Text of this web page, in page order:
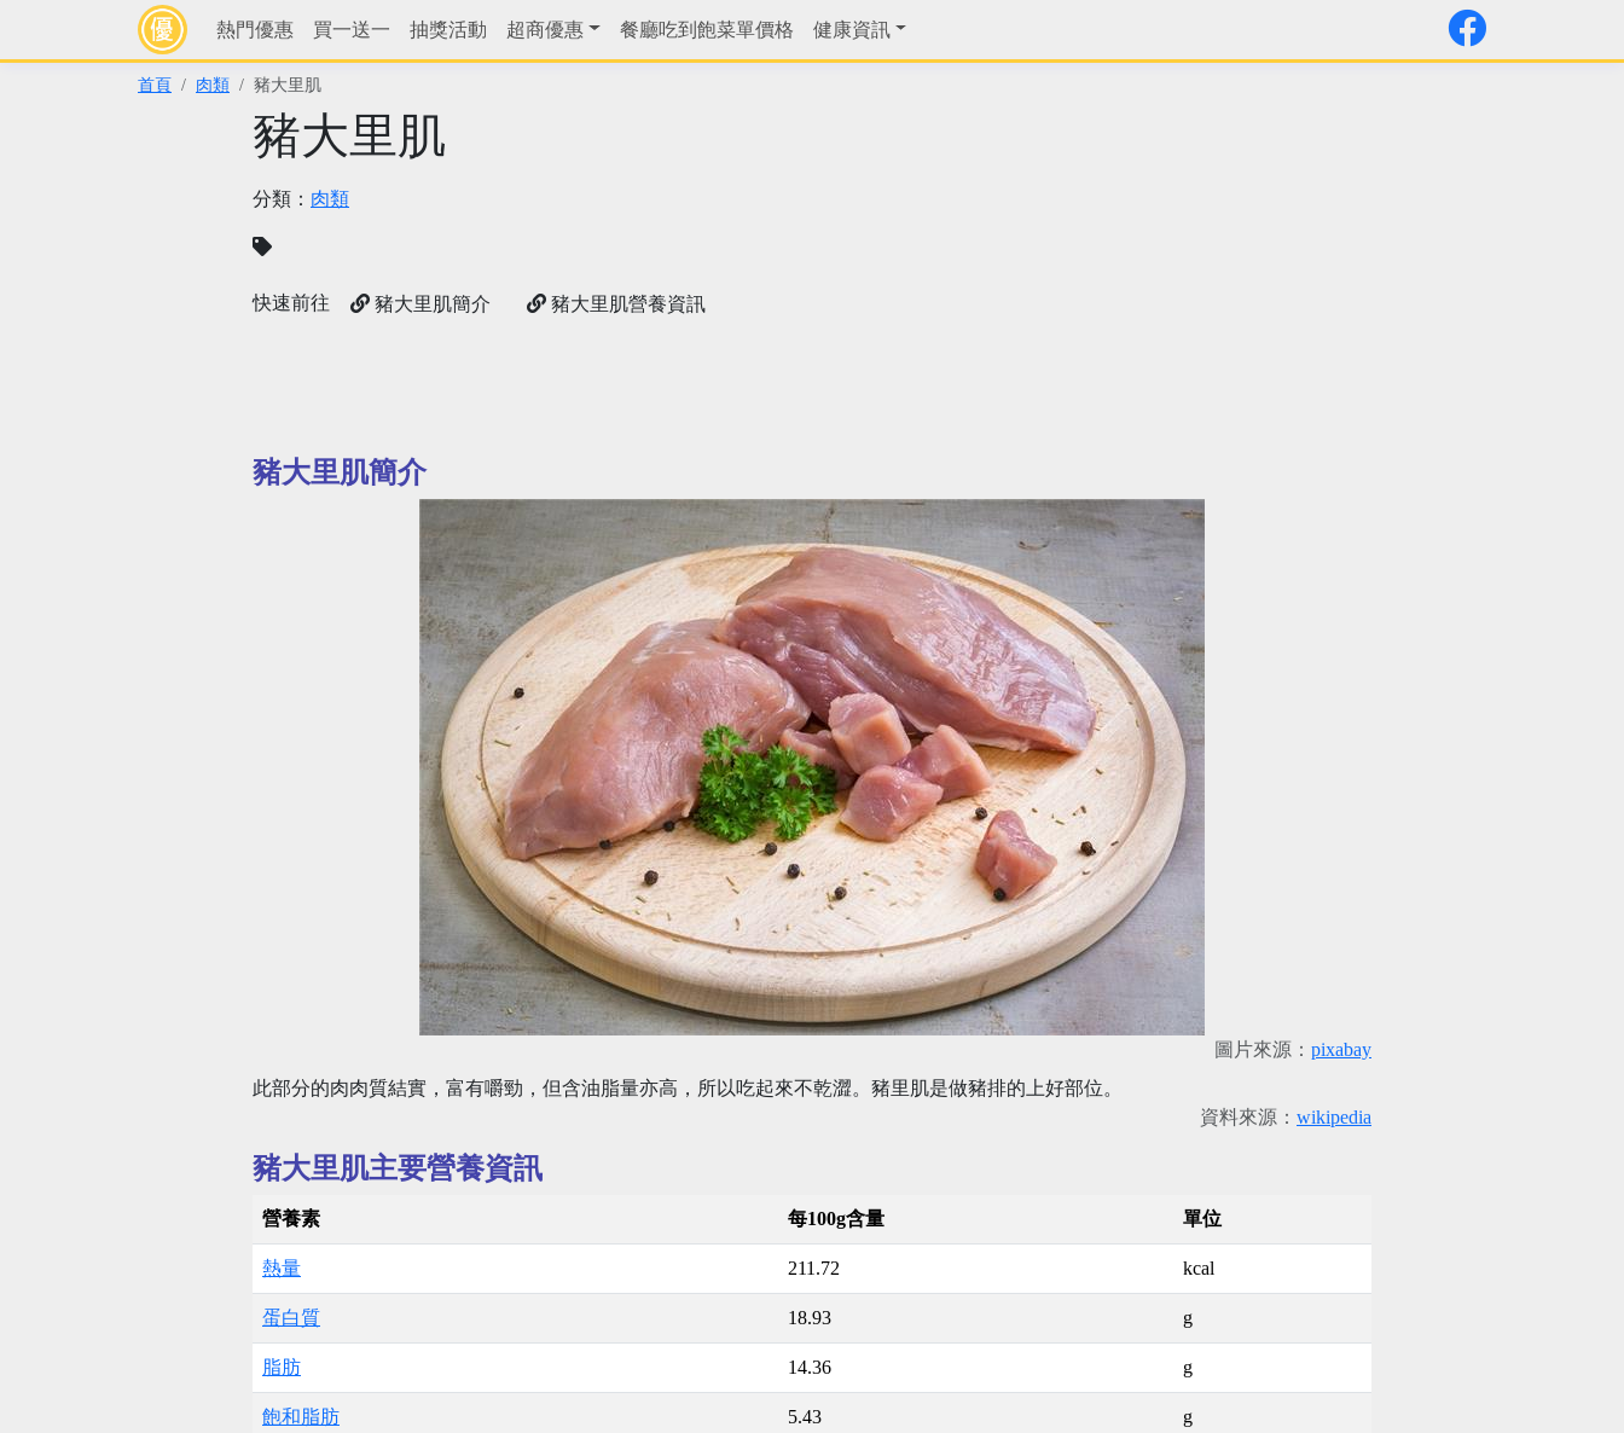
熱門優惠 買一送一 抽獎活動 超商優惠 餐廳吃到飽菜單價格 健康資訊
首頁 肉類 豬大里肌
豬大里肌
分類： 肉類
快速前往 豬大里肌簡介 豬大里肌營養資訊
豬大里肌簡介
圖片來源： pixabay
此部分的肉肉質結實，富有嚼勁，但含油脂量亦高，所以吃起來不乾澀。豬里肌是做豬排的上好部位。
資料來源： wikipedia
豬大里肌主要營養資訊
營養素 每100g含量 單位
熱量 211.72 kcal
蛋白質 18.93 g
脂肪 14.36 g
飽和脂肪 5.43 g